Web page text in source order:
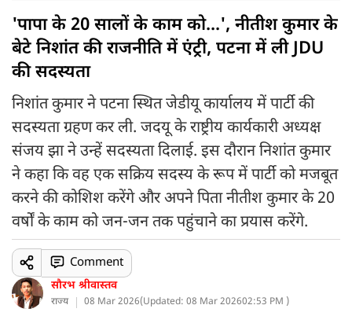
'पापा के 20 सालों के काम को...', नीतीश कुमार के
बेटे निशांत की राजनीति में एंट्री, पटना में ली JDU
की सदस्यता
निशांत कुमार ने पटना स्थित जेडीयू कार्यालय में पार्टी की
सदस्यता ग्रहण कर ली. जदयू के राष्ट्रीय कार्यकारी अध्यक्ष
संजय झा ने उन्हें सदस्यता दिलाई. इस दौरान निशांत कुमार
ने कहा कि वह एक सक्रिय सदस्य के रूप में पार्टी को मजबूत
करने की कोशिश करेंगे और अपने पिता नीतीश कुमार के 20
वर्षों के काम को जन-जन तक पहुंचाने का प्रयास करेंगे.
सौरभ श्रीवास्तव
राज्य 08 Mar 2026(Updated: 08 Mar 202602:53 PM )
Comment